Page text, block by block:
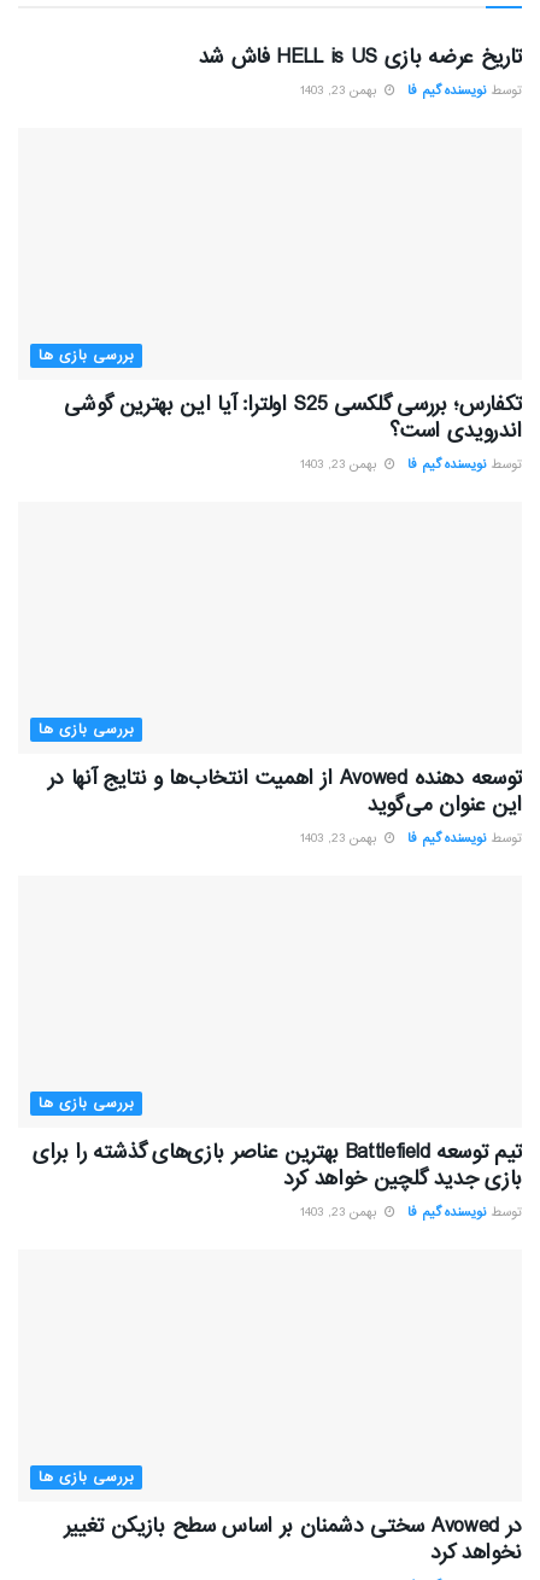
تاریخ عرضه بازی HELL is US فاش شد
توسط نویسنده گیم فا بهمن 23, 1403
بررسی بازی ها
تکفارس؛ بررسی گلکسی S25 اولترا: آیا این بهترین گوشی
اندرویدی است؟
توسط نویسنده گیم فا بهمن 23, 1403
بررسی بازی ها
توسعه دهنده Avowed از اهمیت انتخاب‌ها و نتایج آنها در
این عنوان می‌گوید
توسط نویسنده گیم فا بهمن 23, 1403
بررسی بازی ها
تیم توسعه Battlefield بهترین عناصر بازی‌های گذشته را برای
بازی جدید گلچین خواهد کرد
توسط نویسنده گیم فا بهمن 23, 1403
بررسی بازی ها
در Avowed سختی دشمنان بر اساس سطح بازیکن تغییر
نخواهد کرد